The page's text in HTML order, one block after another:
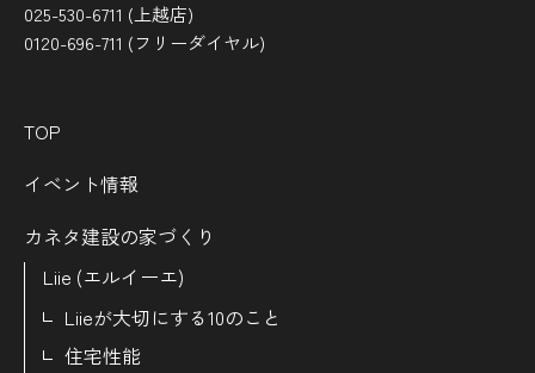
025-530-6711 (上越店)
0120-696-711 (フリーダイヤル)
TOP
イベント情報
カネタ建設の家づくり
Liie (エルイーエ)
Liieが大切にする10のこと
住宅性能